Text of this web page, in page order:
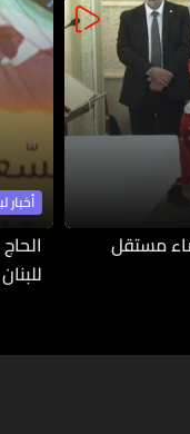
مستقل
أخبار
للبنان